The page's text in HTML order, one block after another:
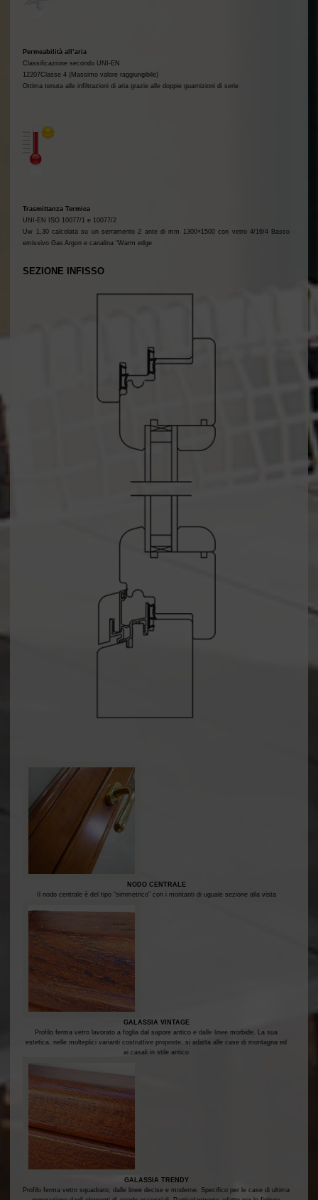
Permeabilità all’aria
Classificazione secondo UNI-EN
12207Classe 4 (Massimo valore raggiungibile)
Ottima tenuta alle infiltrazioni di aria grazie alle doppie guarnizioni di serie
Trasmittanza Termica
UNI-EN ISO 10077/1 e 10077/2
Uw 1,30 calcolata su un serramento 2 ante di mm 1300×1500 con vetro 4/16/4 Basso
emissivo Gas Argon e canalina “Warm edge
SEZIONE INFISSO
NODO CENTRALE
Il nodo centrale è del tipo “simmetrico” con i montanti di uguale sezione alla vista
GALASSIA VINTAGE
Profilo ferma vetro lavorato a foglia dal sapore antico e dalle linee morbide. La sua
estetica, nelle molteplici varianti costruttive proposte, si adatta alle case di montagna ed
ai casali in stile antico
GALASSIA TRENDY
Profilo ferma vetro squadrato, dalle linee decise e moderne. Specifico per le case di ultima